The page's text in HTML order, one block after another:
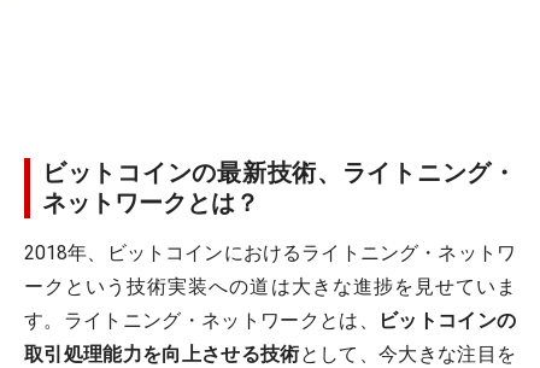
ビットコインの最新技術、ライトニング・
ネットワークとは？
2018年、ビットコインにおけるライトニング・ネットワ
ークという技術実装への道は大きな進捗を見せていま
す。ライトニング・ネットワークとは、
ビットコインの
取引処理能力を向上させる技術として、今大きな注目を